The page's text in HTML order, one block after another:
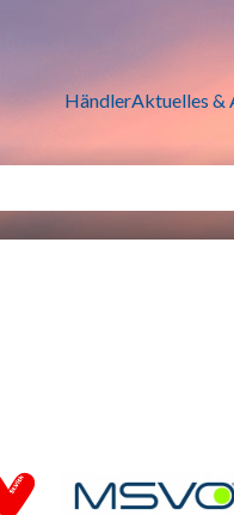
HändlerAktuelles &